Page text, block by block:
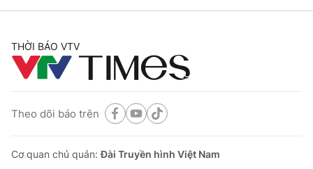
THỜI BÁO VTV
Theo dõi báo trên
Cơ quan chủ quản:Đài Truyền hình Việt Nam